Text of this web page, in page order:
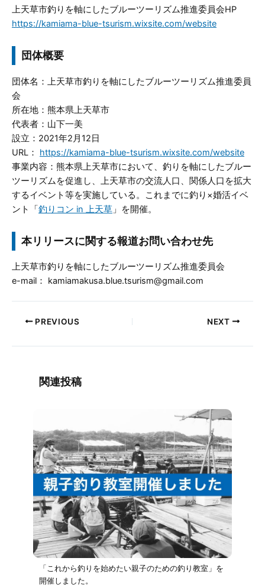
上天草市釣りを軸にしたブルーツーリズム推進委員会HP
https://kamiama-blue-tsurism.wixsite.com/website
団体概要
団体名：上天草市釣りを軸にしたブルーツーリズム推進委員
会
所在地：熊本県上天草市
代表者：山下一美
設立：2021年2月12日
URL： https://kamiama-blue-tsurism.wixsite.com/website
事業内容：熊本県上天草市において、釣りを軸にしたブルー
ツーリズムを促進し、上天草市の交流人口、関係人口を拡大
するイベント等を実施している。これまでに釣り×婚活イベ
ント「釣りコン in 上天草 」を開催。
本リリースに関する報道お問い合わせ先
上天草市釣りを軸にしたブルーツーリズム推進委員会
e-mail： kamiamakusa.blue.tsurism@gmail.com
PREVIOUS NEXT
関連投稿
「これから釣りを始めたい親子のための釣り教室」を
開催しました。